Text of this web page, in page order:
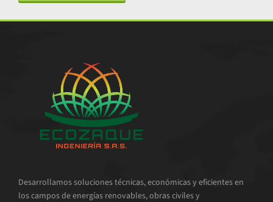
Desarrollamos soluciones técnicas, económicas y eficientes en
los campos de energías renovables, obras civiles y